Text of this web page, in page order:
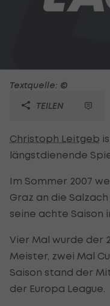
Textquelle: ©
TEILEN
Christoph Leitgeb
längstdienende
Im Sommer 2007
Graz an die
seine achte Saison
Vier Mal wurde der
Meister, zwei Mal
Saison stand der
der Europa League.